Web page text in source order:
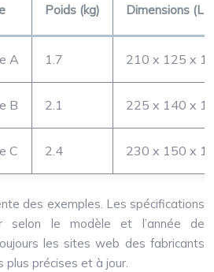
Poids (kg) Dimensions (L
A 1.7 210 x 125 x
B 2.1 225 x 140 x
C 2.4 230 x 150 x
des exemples. Les spécifications
selon le modèle et l’année de
les sites web des fabricants
plus précises et à jour.